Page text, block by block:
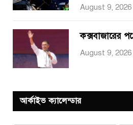
August 9, 2026
কক্সবাজারের
August 9, 2026
আর্কাইভ ক্যালেন্ডার